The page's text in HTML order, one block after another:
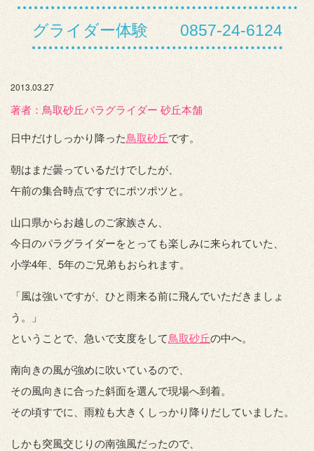
グライダー体験 0857-24-6124
2013.03.27
著者：️鳥取砂丘パラグライダー 砂丘本舗
日中だけしっかり降った鳥取砂丘です。
朝はまだ曇っているだけでしたが、
午前の集合時点ですでにポツポツと。
山口県からお越しのご家族さん、
今日のパラグライダーをとっても楽しみに来られていた、
小学4年、5年のご兄弟もおられます。
「風は強いですが、ひと雨来る前に飛んでいただきましょ
う。」
ということで、急いで支度をして鳥取砂丘の中へ。
南向きの風が強めに吹いているので、
その風向きに合った斜面を選んで現場へ到着。
その頃すでに、雨粒も大きくしっかり降りだしていました。
しかも突風交じりの南強風だったので、